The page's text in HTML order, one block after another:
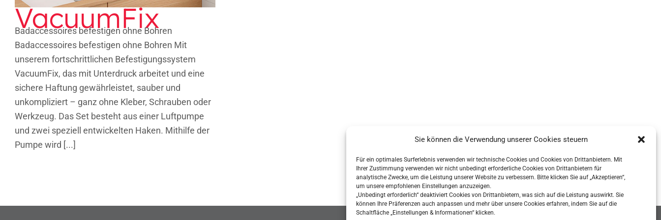
Sie können die Verwendung unserer Cookies steuern
Für ein optimales Surferlebnis verwenden wir technische Cookies und Cookies von Drittanbietern. Mit
Ihrer Zustimmung verwenden wir nicht unbedingt erforderliche Cookies von Drittanbietern für
analytische Zwecke, um die Leistung unserer Website zu verbessern. Bitte klicken Sie auf „Akzeptieren“,
um unsere empfohlenen Einstellungen anzuzeigen.
„Unbedingt erforderlich“ deaktiviert Cookies von Drittanbietern, was sich auf die Leistung auswirkt. Sie
können Ihre Präferenzen auch anpassen und mehr über unsere Cookies erfahren, indem Sie auf die
Schaltfläche „Einstellungen & Informationen“ klicken.
VacuumFix
Badaccessoires befestigen ohne Bohren
Badaccessoires befestigen ohne Bohren Mit
unserem fortschrittlichen Befestigungssystem
VacuumFix, das mit Unterdruck arbeitet und eine
sichere Haftung gewährleistet, sauber und
unkompliziert – ganz ohne Kleber, Schrauben oder
Werkzeug. Das Set besteht aus einer Luftpumpe
und zwei speziell entwickelten Haken. Mithilfe der
Pumpe wird [...]